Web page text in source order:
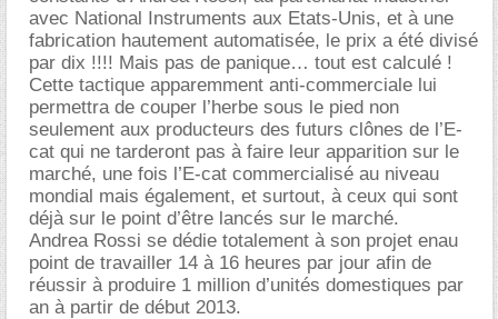
avec National Instruments aux Etats-Unis, et à une
fabrication hautement automatisée, le prix a été divisé
par dix !!!! Mais pas de panique… tout est calculé !
Cette tactique apparemment anti-commerciale lui
permettra de couper l’herbe sous le pied non
seulement aux producteurs des futurs clônes de l’E-
cat qui ne tarderont pas à faire leur apparition sur le
marché, une fois l’E-cat commercialisé au niveau
mondial mais également, et surtout, à ceux qui sont
déjà sur le point d’être lancés sur le marché.
Andrea Rossi se dédie totalement à son projet enau
point de travailler 14 à 16 heures par jour afin de
réussir à produire 1 million d’unités domestiques par
an à partir de début 2013.